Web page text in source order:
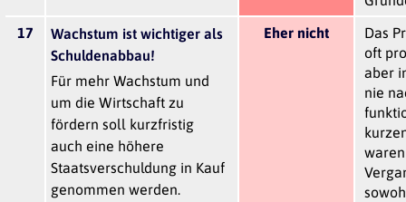
17
Wachstum ist wichtiger als
Schuldenabbau!
Für mehr Wachstum und
um die Wirtschaft zu
fördern soll kurzfristig
auch eine höhere
Staatsverschuldung in Kauf
genommen werden.
Eher nicht
Das
oft
aber
nie